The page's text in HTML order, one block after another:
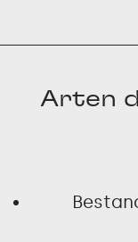
Arten